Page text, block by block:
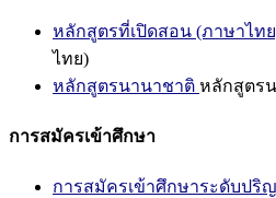
หลักสูตรที่เปิดสอน (ภาษาไท
ไทย)
หลักสูตรนานาชาติ หลักสูตร
การสมัครเข้าศึกษา
การสมัครเข้าศึกษาระดับป